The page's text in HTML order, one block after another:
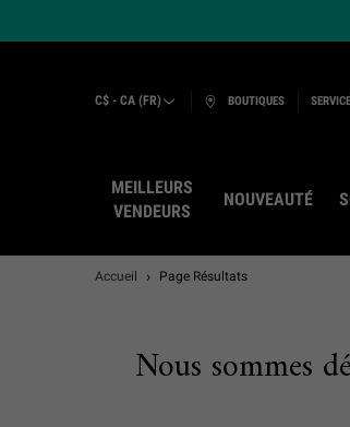
C$ - CA (FR) BOUTIQUES
MEILLEURS
VENDEURS
NOUVEAUTÉ
Accueil Page Résultats
Nous sommes